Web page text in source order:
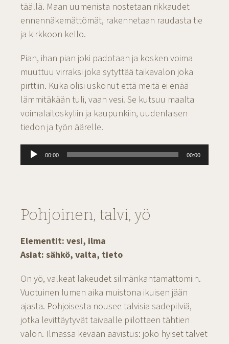
täällä. Maan uumenista nostetaan rikkaudet
ennennäkemättömät, rakennetaan raudasta tie
ja kirkkoon kello.
Pian, ihan pian joki padotaan ja kosken voima
muuttuu virraksi joka sytyttää taikavalon joka
pirttiin. Kuka olisi uskonut että meitä ei enää
lämmitäkään tuli, vaan vesi. Se kutsuu maalta
voimalaitoskyliin ja kaupunkiin, uudenlaisen
tiedon ja työn äärelle.
Äänitoistin
00:00 00:00
Pohjoinen, talvi, yö
Elementit: vesi, ilma
Asiat: sähkö, valta, tieto
On yö, valkeat lakeudet silmänkantamattomiin.
Vuotuinen lumen aika muistona ikuisen jään
ajasta. Pohjoisesta nousee talvisia sadepilviä,
jotka levittäytyvät taivaalle piilottaen tähtien
valon. Ilmassa kevään aavistus: joko hyiset talvet